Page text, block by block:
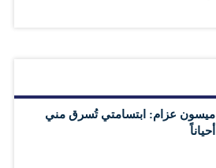
ميسون عزام: ابتسامتي تُسرق مني
أحياناً